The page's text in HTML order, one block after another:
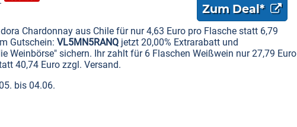
Zum Deal*
Chardonnay aus Chile für nur 4,63 Euro pro Flasche statt 6,79
Gutschein: VL5MN5RANQ jetzt 20,00% Extrarabatt und
Weinbörse" sichern. Ihr zahlt für 6 Flaschen Weißwein nur 27,79 Euro
40,74 Euro zzgl. Versand.
bis 04.06.